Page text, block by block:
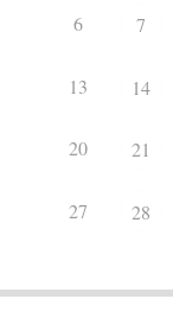
6 7
13 14
20 21
27 28